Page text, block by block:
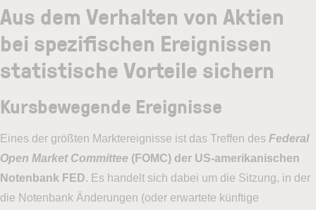
Aus dem Verhalten von Aktien
bei spezifischen Ereignissen
statistische Vorteile sichern
Kursbewegende Ereignisse
Eines der größten Marktereignisse ist das Treffen des Federal
Open Market Committee (FOMC) der US-amerikanischen
Notenbank FED. Es handelt sich dabei um die Sitzung, in der
die Notenbank Änderungen (oder erwartete künftige